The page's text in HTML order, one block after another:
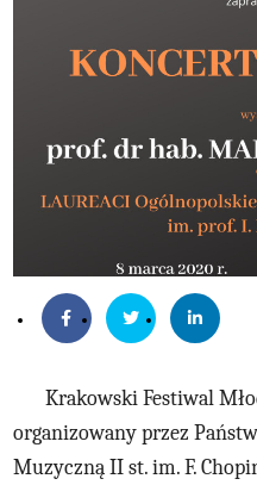
Krakowski Festiwal
organizowanyprzez
Muzyczną II st. im. F.